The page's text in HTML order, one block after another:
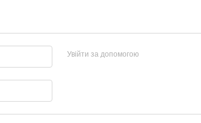
Увійти за допомогою